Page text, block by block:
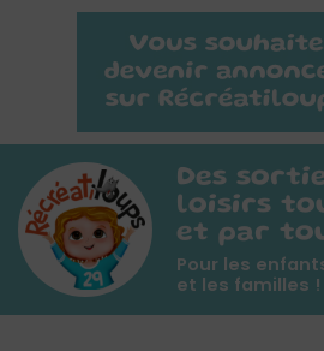
Des
loisirs
et par
Pour les
et les familles !